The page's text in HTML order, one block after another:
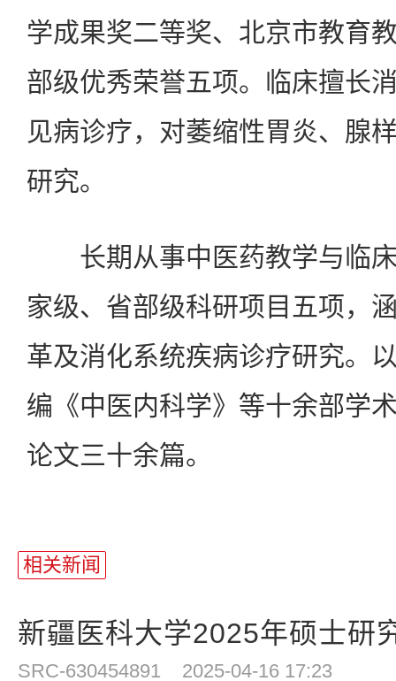
学成果奖二等奖、北京市教育
部级优秀荣誉五项。临床擅长
见病诊疗，对萎缩性胃炎、腺
研究。
长期从事中医药教学与临床
家级、省部级科研项目五项，
革及消化系统疾病诊疗研究。
编《中医内科学》等十余部学
论文三十余篇。
相关新闻
新疆医科大学2025年硕士研
SRC-630454891 2025-04-16 17:23